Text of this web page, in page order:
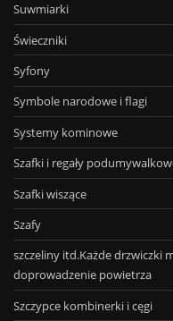
Suwmiarki
Świeczniki
Syfony
Symbole narodowe i flagi
Systemy kominowe
Szafki i regały
Szafki wiszące
Szafy
szczeliny itd.Każde drzwiczki
doprowadzenie powietrza
Szczypce kombinerki i cęgi